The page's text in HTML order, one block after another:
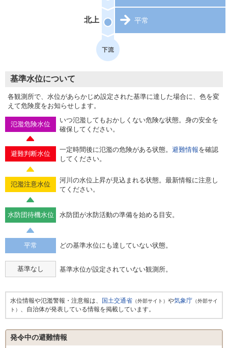
北上 平常
基準水位について
各観測所で、水位があらかじめ設定された基準に達した場合に、色を変
えて危険度をお知らせします。
氾濫危険水位
いつ氾濫してもおかしくない危険な状態。身の安全を
確保してください。
避難判断水位
一定時間後に氾濫の危険がある状態。 避難情報を確認
してください。
氾濫注意水位
河川の水位上昇が見込まれる状態。最新情報に注意し
てください。
水防団待機水位 水防団が水防活動の準備を始める目安。
平常 どの基準水位にも達していない状態。
基準なし 基準水位が設定されていない観測所。
水位情報や氾濫警報・注意報は、 国土交通省 （外部サイト） や気象庁 （外部サイ
ト） 、自治体が発表している情報を掲載しています。
発令中の避難情報